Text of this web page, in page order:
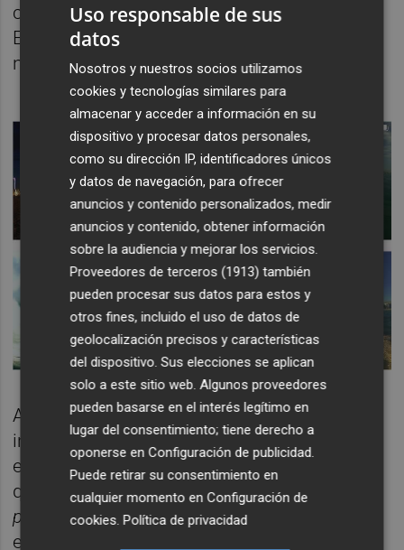
caballo– entre la agencia y la paciencia.
Entre lo que querríamos ver pasar y lo que
nos pasa", explican desde el EACC.
Además de incluir obras que habitan el
intervalo o hablan de cómo habitarlo, la
exposición quiere funcionar como intervalo,
quiere ser intervalo.entre, hacia hasta, para,
por, según, sines un intento de ver si una
exposición, una institución y una curaduría,
Uso responsable de sus
datos
Nosotros y nuestros socios utilizamos
cookies y tecnologías similares para
almacenar y acceder a información en su
dispositivo y procesar datos personales,
como su dirección IP, identificadores únicos
y datos de navegación, para ofrecer
anuncios y contenido personalizados, medir
anuncios y contenido, obtener información
sobre la audiencia y mejorar los servicios.
Proveedores de terceros (1913) también
pueden procesar sus datos para estos y
otros fines, incluido el uso de datos de
geolocalización precisos y características
del dispositivo. Sus elecciones se aplican
solo a este sitio web. Algunos proveedores
pueden basarse en el interés legítimo en
lugar del consentimiento; tiene derecho a
oponerse enConfiguración de publicidad
Puede retirar su consentimiento en
cualquier momento enConfiguración de
cookies .Política de privacidad